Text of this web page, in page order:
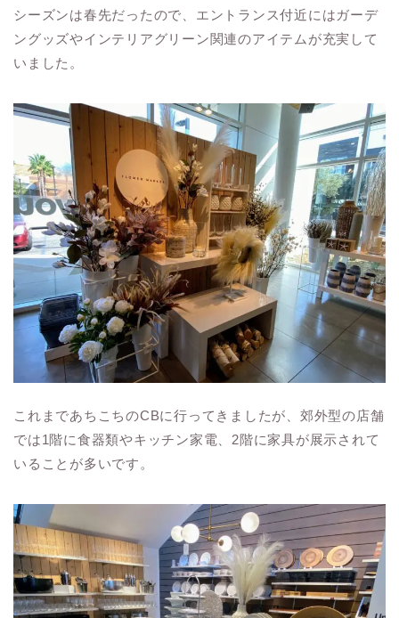
シーズンは春先だったので、エントランス付近にはガーデ
ングッズやインテリアグリーン関連のアイテムが充実して
いました。
これまであちこちのCBに行ってきましたが、郊外型の店舗
では1階に食器類やキッチン家電、2階に家具が展示されて
いることが多いです。